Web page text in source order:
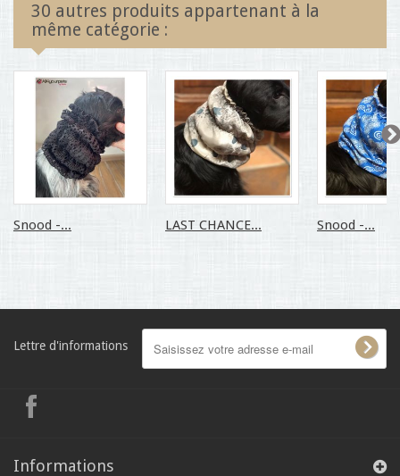
30 autres produits appartenant à la
même catégorie :
Snood -... LAST CHANCE... Snood -...
Lettre d'informations
Informations